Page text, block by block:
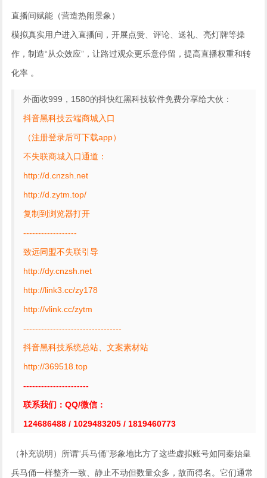
直播间赋能（营造热闹景象）
模拟真实用户进入直播间，开展点赞、评论、送礼、亮灯牌等操
作，制造“从众效应”，让路过观众更乐意停留，提高直播权重和转
化率 。
外面收999，1580的抖快红黑科技软件免费分享给大伙：
抖音黑科技云端商城入口
（注册登录后可下载app）
不失联商城入口通道：
http://d.cnzsh.net
http://d.zytm.top/
复制到浏览器打开
------------------
致远同盟不失联引导
http://dy.cnzsh.net
http://link3.cc/zy178
http://vlink.cc/zytm
---------------------------------
抖音黑科技系统总站、文案素材站
http://369518.top
----------------------
联系我们：QQ/微信：
124686488 / 1029483205 / 1819460773
（补充说明）所谓“兵马俑”形象地比方了这些虚拟账号如同秦始皇
兵马俑一样整齐一致、静止不动但数量众多，故而得名。它们通常